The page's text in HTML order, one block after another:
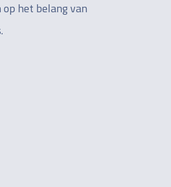
op het belang van